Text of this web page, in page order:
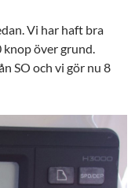
Vi har haft bra
över grund.
SO och vi gör nu 8